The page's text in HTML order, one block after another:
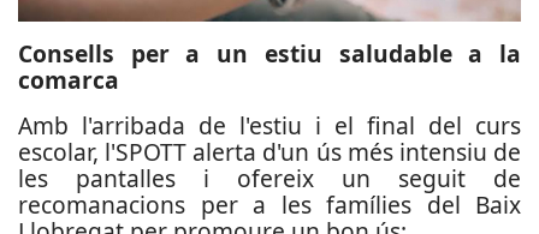
Consells per a un estiu saludable a la
comarca
Amb l'arribada de l'estiu i el final del curs
escolar, l'SPOTT alerta d'un ús més intensiu de
les pantalles i ofereix un seguit de
recomanacions per a les famílies del Baix